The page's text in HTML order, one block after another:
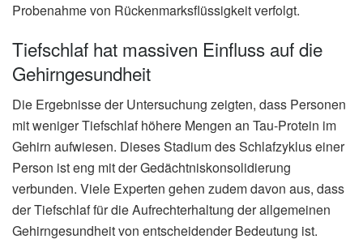
Probenahme von Rückenmarksflüssigkeit verfolgt.
Tiefschlaf hat massiven Einfluss auf die
Gehirngesundheit
Die Ergebnisse der Untersuchung zeigten, dass Personen
mit weniger Tiefschlaf höhere Mengen an Tau-Protein im
Gehirn aufwiesen. Dieses Stadium des Schlafzyklus einer
Person ist eng mit der Gedächtniskonsolidierung
verbunden. Viele Experten gehen zudem davon aus, dass
der Tiefschlaf für die Aufrechterhaltung der allgemeinen
Gehirngesundheit von entscheidender Bedeutung ist.